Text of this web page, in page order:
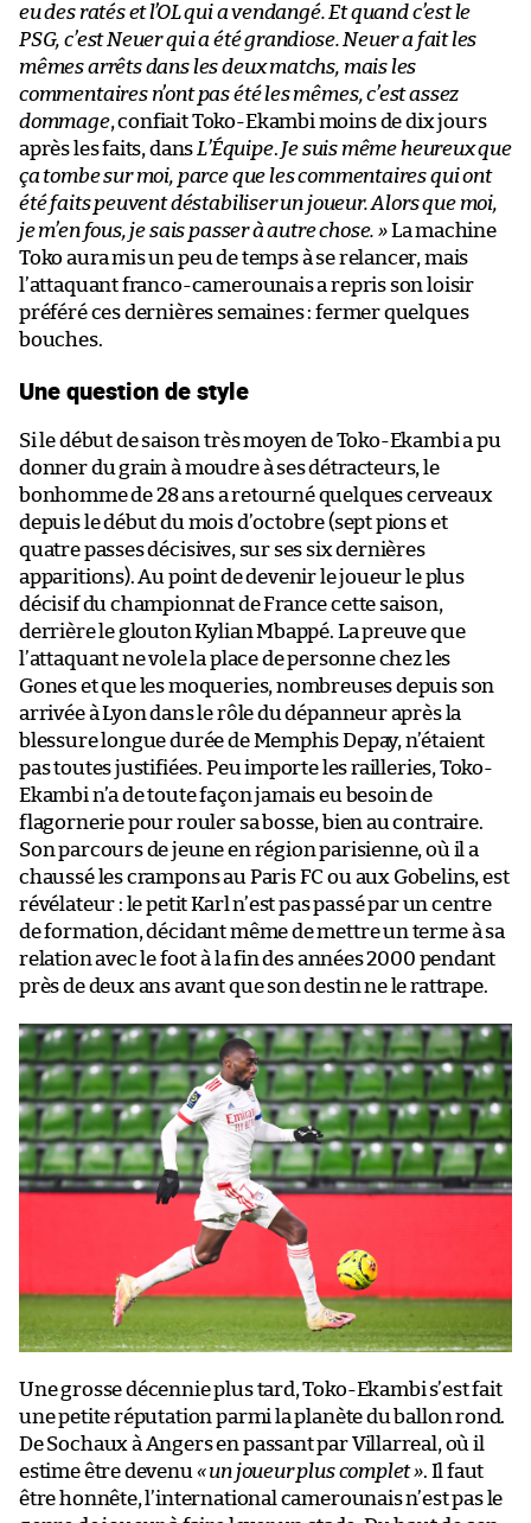
eu des ratés et l’OL qui a vendangé. Et quand c’est le
PSG, c’est Neuer qui a été grandiose. Neuer a fait les
mêmes arrêts dans les deux matchs, mais les
commentaires n’ont pas été les mêmes, c’est assez
dommage, confiait Toko-Ekambi moins de dix jours
après les faits, dans L’Équipe. Je suis même heureux que
ça tombe sur moi, parce que les commentaires qui ont
été faits peuvent déstabiliser un joueur. Alors que moi,
je m’en fous, je sais passer à autre chose. »La machine
Toko aura mis un peu de temps à se relancer, mais
l’attaquant franco-camerounais a repris son loisir
préféré ces dernières semaines : fermer quelques
bouches.
Une question de style
Si le début de saison très moyen de Toko-Ekambi a pu
donner du grain à moudre à ses détracteurs, le
bonhomme de 28 ans a retourné quelques cerveaux
depuis le début du mois d’octobre (sept pions et
quatre passes décisives, sur ses six dernières
apparitions). Au point de devenir le joueur le plus
décisif du championnat de France cette saison,
derrière le glouton Kylian Mbappé. La preuve que
l’attaquant ne vole la place de personne chez les
Gones et que les moqueries, nombreuses depuis son
arrivée à Lyon dans le rôle du dépanneur après la
blessure longue durée de Memphis Depay, n’étaient
pas toutes justifiées. Peu importe les railleries, Toko-
Ekambi n’a de toute façon jamais eu besoin de
flagornerie pour rouler sa bosse, bien au contraire.
Son parcours de jeune en région parisienne, où il a
chaussé les crampons au Paris FC ou aux Gobelins, est
révélateur : le petit Karl n’est pas passé par un centre
de formation, décidant même de mettre un terme à sa
relation avec le foot à la fin des années 2000 pendant
près de deux ans avant que son destin ne le rattrape.
Une grosse décennie plus tard, Toko-Ekambi s’est fait
une petite réputation parmi la planète du ballon rond.
De Sochaux à Angers en passant par Villarreal, où il
estime être devenu « un joueur plus complet ». Il faut
être honnête, l’international camerounais n’est pas le